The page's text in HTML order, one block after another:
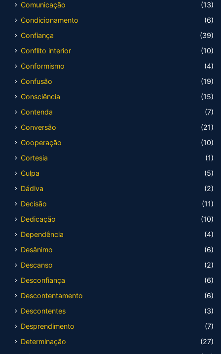
Comunicação
(13)
Condicionamento
(6)
Confiança
(39)
Conflito interior
(10)
Conformismo
(4)
Confusão
(19)
Consciência
(15)
Contenda
(7)
Conversão
(21)
Cooperação
(10)
Cortesia
(1)
Culpa
(5)
Dádiva
(2)
Decisão
(11)
Dedicação
(10)
Dependência
(4)
Desânimo
(6)
Descanso
(2)
Desconfiança
(6)
Descontentamento
(6)
Descontentes
(3)
Desprendimento
(7)
Determinação
(27)